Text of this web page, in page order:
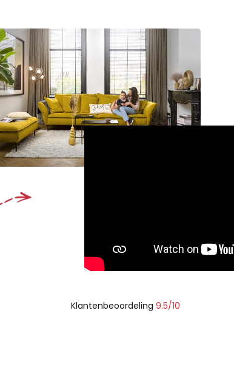
Klantenbeoordeling 9.5/10